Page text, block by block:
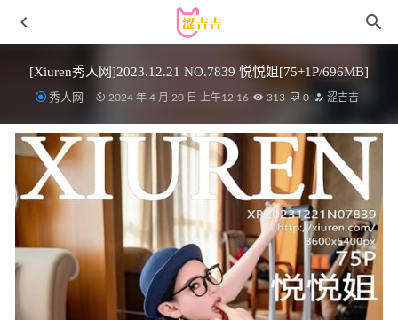
[Xiuren秀人网]2023.12.21 NO.7839 悦悦姐[75+1P/696MB]
秀人网 2024 年 4 月 20 日 上午12:16 313 0 涩吉吉
喵糖映画 – VOL.010 大眼JK妹[40P624M] 2022-11-07
[YouMi尤蜜荟]2023.01.20 VOL.894 周妍希[110+1P／
894MB]